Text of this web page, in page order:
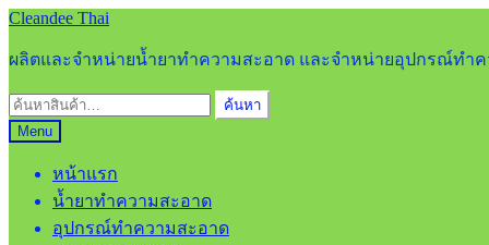
Skip
navigation
Skip
content
Cleandee Thai
ผลิตและจำหน่ายน้ำยาทำความสะอาด และจำหน่ายอุปกรณ์ทำ
ค้นหา:
ค้นหา
Menu
หน้าแรก
น้ำยาทำความสะอาด
อุปกรณ์ทำความสะอาด